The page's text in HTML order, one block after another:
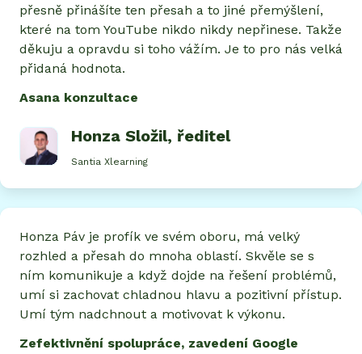
přesně přinášíte ten přesah a to jiné přemýšlení,
které na tom YouTube nikdo nikdy nepřinese. Takže
děkuju a opravdu si toho vážím. Je to pro nás velká
přidaná hodnota.
Asana konzultace
Honza Složil, ředitel
Santia Xlearning
Honza Páv je profík ve svém oboru, má velký
rozhled a přesah do mnoha oblastí. Skvěle se s
ním komunikuje a když dojde na řešení problémů,
umí si zachovat chladnou hlavu a pozitivní přístup.
Umí tým nadchnout a motivovat k výkonu.
Zefektivnění spolupráce, zavedení Google